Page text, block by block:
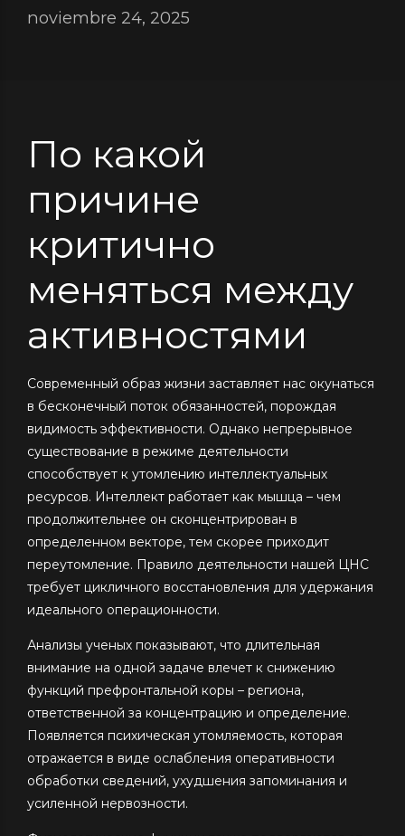
noviembre 24, 2025
По какой
причине
критично
меняться между
активностями
Современный образ жизни заставляет нас окунаться
в бесконечный поток обязанностей, порождая
видимость эффективности. Однако непрерывное
существование в режиме деятельности
способствует к утомлению интеллектуальных
ресурсов. Интеллект работает как мышца – чем
продолжительнее он сконцентрирован в
определенном векторе, тем скорее приходит
переутомление. Правило деятельности нашей ЦНС
требует цикличного восстановления для удержания
идеального операционности.
Анализы ученых показывают, что длительная
внимание на одной задаче влечет к снижению
функций префронтальной коры – региона,
ответственной за концентрацию и определение.
Появляется психическая утомляемость, которая
отражается в виде ослабления оперативности
обработки сведений, ухудшения запоминания и
усиленной нервозности.